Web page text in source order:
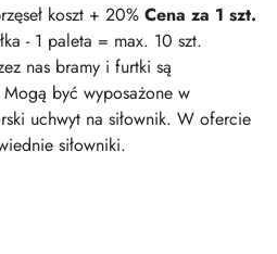
koszt + 20% Cena za 1 szt.
- 1 paleta = max. 10 szt.
nas bramy i furtki są
być wyposażone w
uchwyt na siłownik. W ofercie
siłowniki.